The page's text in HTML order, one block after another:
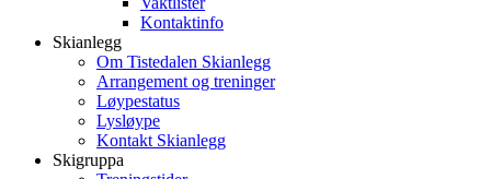
Kontaktinfo
Skianlegg
Om Tistedalen Skianlegg
Arrangement og treninger
Løypestatus
Lysløype
Kontakt Skianlegg
Skigruppa